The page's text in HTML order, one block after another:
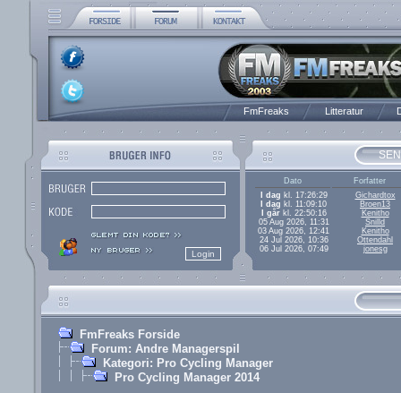
FmFreaks Litteratur
Dato
Forfatter
I dag kl. 17:26:29
Gichardtox
I dag kl. 11:09:10
Broen13
I gårkl. 22:50:16
Kenitho
05 Aug 2026, 11:31
Snilld
03 Aug 2026, 12:41
Kenitho
24 Jul 2026, 10:36
Ottendahl
06 Jul 2026, 07:49
jonesg
FmFreaks Forside
Forum: Andre Managerspil
Kategori: Pro Cycling Manager
Pro Cycling Manager 2014